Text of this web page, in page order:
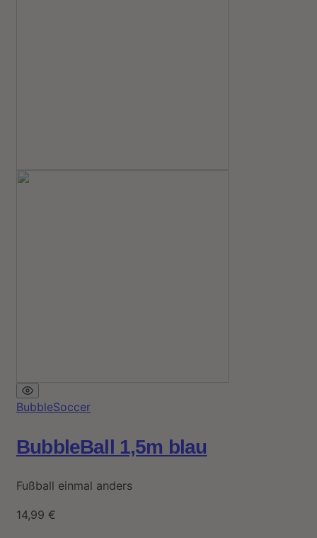
BubbleSoccer
BubbleBall 1,5m blau
Fußball einmal anders
14,99 €